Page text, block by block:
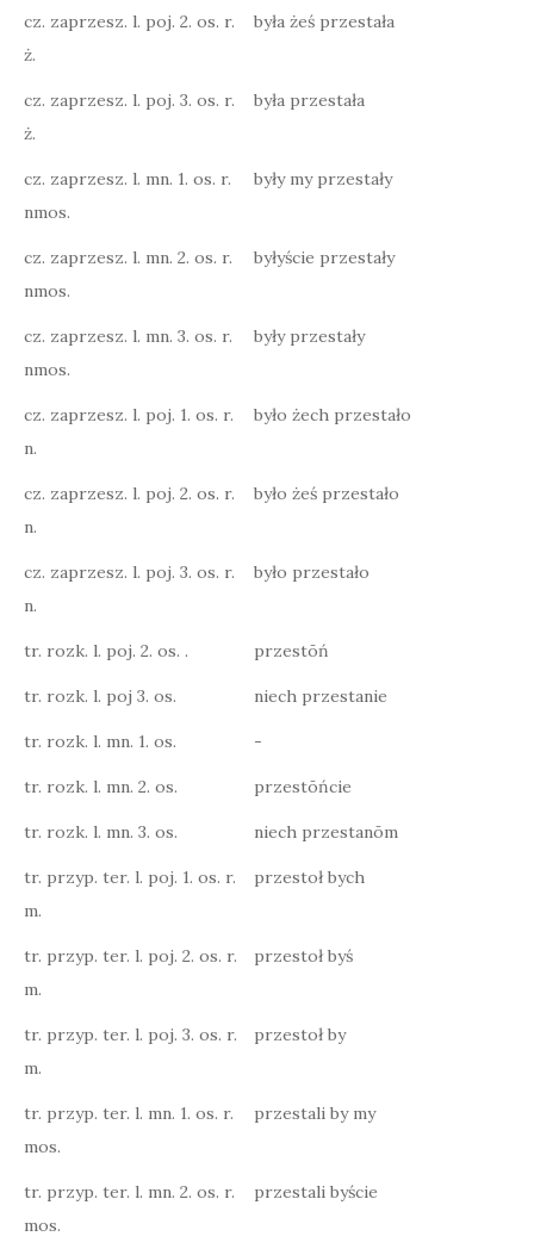
cz. zaprzesz. l. poj. 2. os. r.
ż.
była żeś przestała
cz. zaprzesz. l. poj. 3. os. r.
ż.
była przestała
cz. zaprzesz. l. mn. 1. os. r.
nmos.
były my przestały
cz. zaprzesz. l. mn. 2. os. r.
nmos.
byłyście przestały
cz. zaprzesz. l. mn. 3. os. r.
nmos.
były przestały
cz. zaprzesz. l. poj. 1. os. r.
n.
było żech przestało
cz. zaprzesz. l. poj. 2. os. r.
n.
było żeś przestało
cz. zaprzesz. l. poj. 3. os. r.
n.
było przestało
tr. rozk. l. poj. 2. os. . przestōń
tr. rozk. l. poj 3. os. niech przestanie
tr. rozk. l. mn. 1. os. -
tr. rozk. l. mn. 2. os. przestōńcie
tr. rozk. l. mn. 3. os. niech przestanōm
tr. przyp. ter. l. poj. 1. os. r.
m.
przestoł bych
tr. przyp. ter. l. poj. 2. os. r.
m.
przestoł byś
tr. przyp. ter. l. poj. 3. os. r.
m.
przestoł by
tr. przyp. ter. l. mn. 1. os. r.
mos.
przestali by my
tr. przyp. ter. l. mn. 2. os. r.
mos.
przestali byście